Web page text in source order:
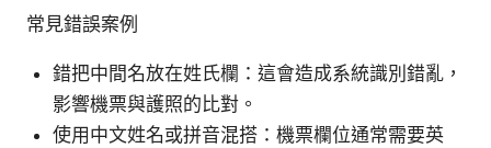
常見錯誤案例
錯把中間名放在姓氏欄：這會造成系統識別錯亂，
影響機票與護照的比對。
使用中文姓名或拼音混搭：機票欄位通常需要英